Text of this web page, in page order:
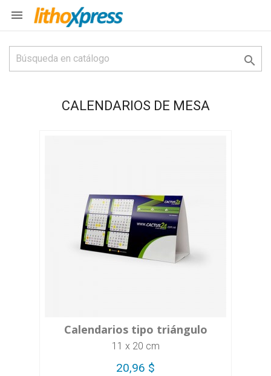


CALENDARIOS DE MESA
Calendarios tipo triángulo
11 x 20 cm
20,96 $